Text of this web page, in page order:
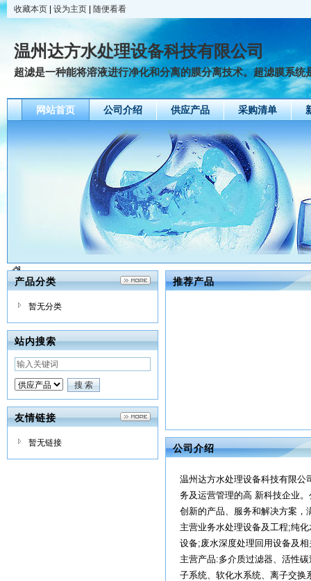
收藏本页 设为主页 随便看看
温州达方水处理设备科技有限公司
超滤是一种能将溶液进行净化和分离的膜分离技术。超滤膜系统
网站首页 公司介绍 供应产品 采购清单
产品分类
暂无分类
站内搜索
友情链接
暂无链接
推荐产品
公司介绍
温州达方水处理设备科技有限公
务及运营管理的高 新科技企业
创新的产品、服务和解决方案，
主营业务水处理设备及工程;纯
设备;废水深度处理回用设备及
主营产品:多介质过滤器、活性
子系统、软化水系统、离子交换